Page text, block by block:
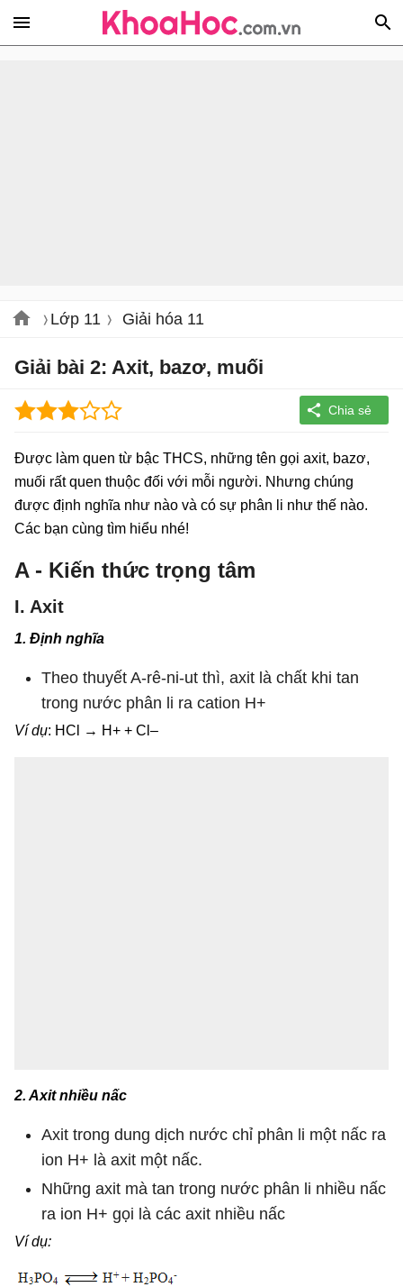
Lớp 11 Giải hóa 11
Giải bài 2: Axit, bazơ, muối
Được làm quen từ bậc THCS, những tên gọi axit, bazơ,
muối rất quen thuộc đối với mỗi người. Nhưng chúng
được định nghĩa như nào và có sự phân li như thế nào.
Các bạn cùng tìm hiểu nhé!
A - Kiến thức trọng tâm
I. Axit
1. Định nghĩa
Theo thuyết A-rê-ni-ut thì, axit là chất khi tan
trong nước phân li ra cation H+
Ví dụ: HCl → H+ + Cl–
2. Axit nhiều nấc
Axit trong dung dịch nước chỉ phân li một nấc ra
ion H+ là axit một nấc.
Những axit mà tan trong nước phân li nhiều nấc
ra ion H+ gọi là các axit nhiều nấc
Ví dụ: